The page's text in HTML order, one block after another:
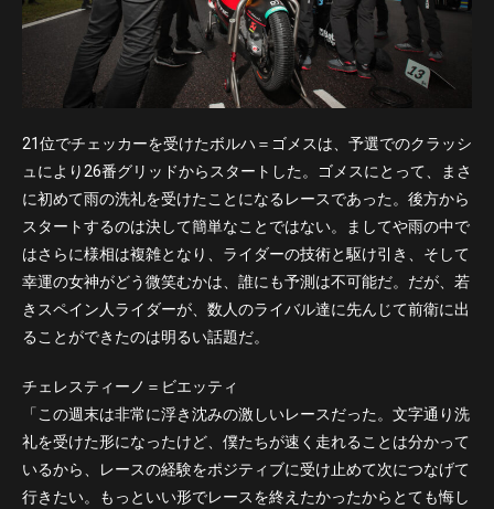
21位でチェッカーを受けたボルハ＝ゴメスは、予選でのクラッシ
ュにより26番グリッドからスタートした。ゴメスにとって、まさ
に初めて雨の洗礼を受けたことになるレースであった。後方から
スタートするのは決して簡単なことではない。ましてや雨の中で
はさらに様相は複雑となり、ライダーの技術と駆け引き、そして
幸運の女神がどう微笑むかは、誰にも予測は不可能だ。だが、若
きスペイン人ライダーが、数人のライバル達に先んじて前衛に出
ることができたのは明るい話題だ。
チェレスティーノ＝ビエッティ
「この週末は非常に浮き沈みの激しいレースだった。文字通り洗
礼を受けた形になったけど、僕たちが速く走れることは分かって
いるから、レースの経験をポジティブに受け止めて次につなげて
行きたい。もっといい形でレースを終えたかったからとても悔し